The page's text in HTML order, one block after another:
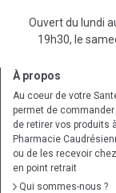
Ouvert du lundi
19h30, le
À propos
Au coeur de votre
permet de commander
de retirer vos produits
Pharmacie
ou de les recevoir
en point retrait
Qui sommes-nous ?